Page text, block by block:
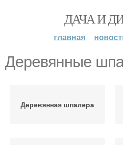
ДАЧА И
главная
Деревянные
Деревянная шпалера